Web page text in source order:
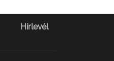
Hírlevél